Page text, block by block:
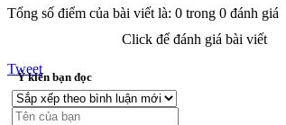
Tổng số điểm của bài viết là: 0 trong 0 đánh giá
Click để đánh giá bài viết
Tweet
Ý kiến bạn đọc